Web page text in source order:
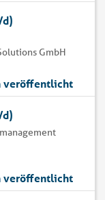
GmbH
veröffentlicht
veröffentlicht